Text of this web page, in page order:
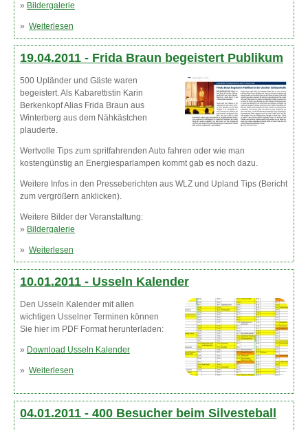
» Bildergalerie
» Weiterlesen
19.04.2011 - Frida Braun begeistert Publikum
500 Upländer und Gäste waren
begeistert. Als Kabarettistin Karin
Berkenkopf Alias Frida Braun aus
Winterberg aus dem Nähkästchen
plauderte.
Wertvolle Tips zum spritfahrenden Auto fahren oder wie man
kostengünstig an Energiesparlampen kommt gab es noch dazu.
Weitere Infos in den Presseberichten aus WLZ und Upland Tips (Bericht
zum vergrößern anklicken).
Weitere Bilder der Veranstaltung:
» Bildergalerie
» Weiterlesen
10.01.2011 - Usseln Kalender
Den Usseln Kalender mit allen
wichtigen Usselner Terminen können
Sie hier im PDF Format herunterladen:
» Download Usseln Kalender
» Weiterlesen
04.01.2011 - 400 Besucher beim Silvesteball